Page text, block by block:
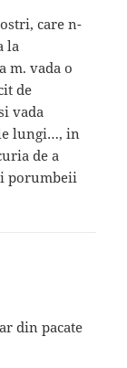
care n-
la
m. vada o
de
vada
lungi…, in
de a
porumbeii
din pacate